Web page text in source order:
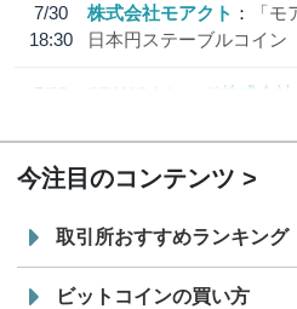
7/30
18:30
株式会社モアクト
「
日本円ステーブルコイン
7/29
SBI VCトレード株式会社
今注目のコンテンツ
取引所おすすめランキング
ビットコインの買い方